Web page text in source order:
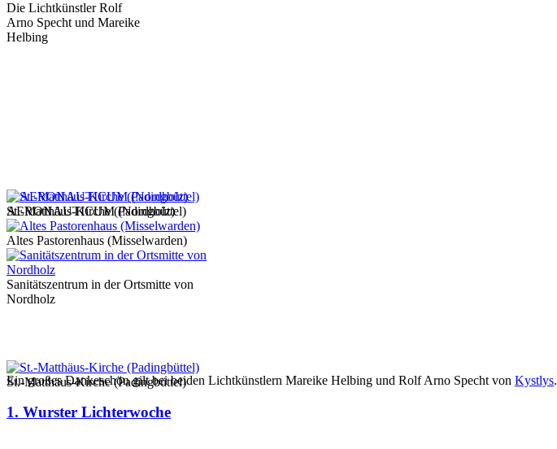
Die Lichtkünstler Rolf
Arno Specht und Mareike
Helbing
AERONAUTICUM (Nordholz)
Altes Pastorenhaus (Misselwarden)
Sanitätszentrum in der Ortsmitte von
Nordholz
St.-Matthäus-Kirche (Padingbüttel)
St.-Matthäus-Kirche (Padingbüttel)
Ein großes Dankeschön gilt bei beiden Lichtkünstlern Mareike Helbing und Rolf Arno Specht von Kystlys.
1. Wurster Lichterwoche